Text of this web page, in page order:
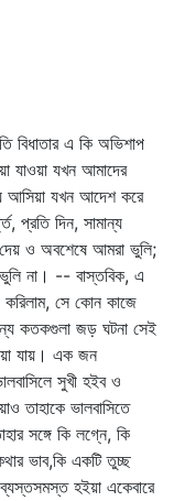
বিধাতার এ কি অভিশাপ
যাওয়া যখন আমাদের
যখন আদেশ করে
প্রতি দিন, সামান্য
দেয় ও অবশেষে আমরা ভুলি;
ভুলি না। -- বাস্তবিক, এ
সে কোন কাজে
কতকগুলা জড় ঘটনা সেই
যায়। এক জন
সুখী হইব ও
তাহাকে ভালবাসিতে
সঙ্গে কি লগ্নে, কি
ভাব,কি একটি তুচ্ছ
ব্যস্তসমস্ত হইয়া একেবারে